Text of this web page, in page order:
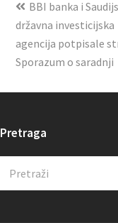
BBI banka i
državna investicijska
agencija potpisale
Sporazum o saradnji
Pretraga